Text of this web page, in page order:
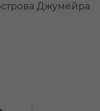
Джумейра